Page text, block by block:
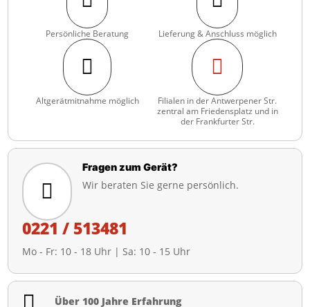
Persönliche Beratung Lieferung & Anschluss möglich

Altgerätmitnahme möglich

Filialen in der Antwerpener Str.
zentral am Friedensplatz und in
der Frankfurter Str.

Fragen zum Gerät?
Wir beraten Sie gerne persönlich.
0221 / 513481
Mo - Fr: 10 - 18 Uhr | Sa: 10 - 15 Uhr
Über 100 Jahre Erfahrung